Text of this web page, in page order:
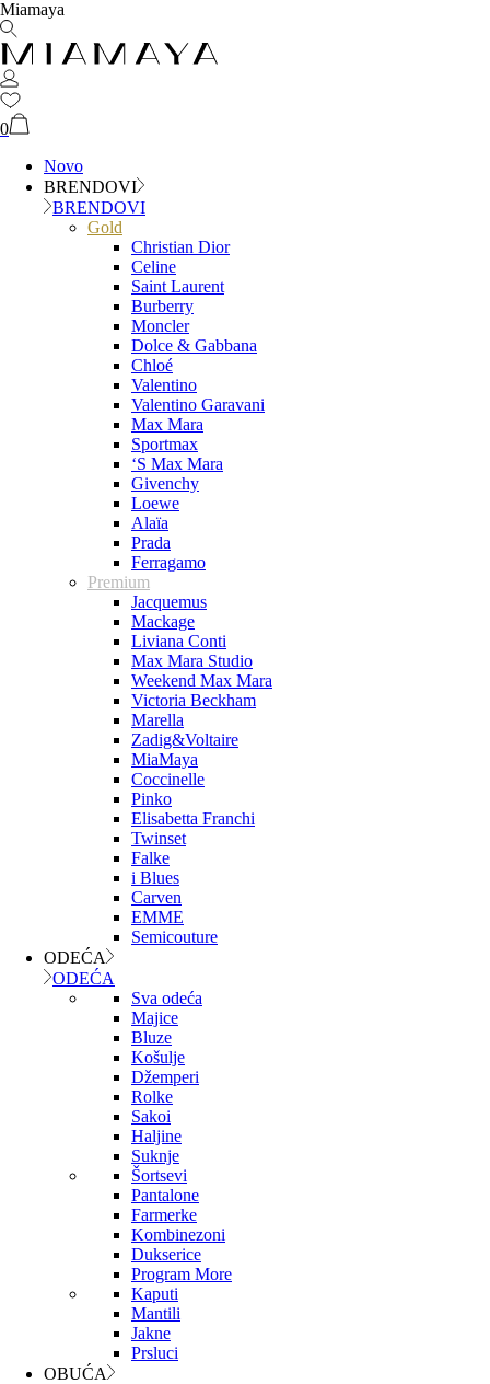
Miamaya
0
Novo
BRENDOVI
BRENDOVI
Gold
Christian Dior
Celine
Saint Laurent
Burberry
Moncler
Dolce & Gabbana
Chloé
Valentino
Valentino Garavani
Max Mara
Sportmax
‘S Max Mara
Givenchy
Loewe
Alaïa
Prada
Ferragamo
Premium
Jacquemus
Mackage
Liviana Conti
Max Mara Studio
Weekend Max Mara
Victoria Beckham
Marella
Zadig&Voltaire
MiaMaya
Coccinelle
Pinko
Elisabetta Franchi
Twinset
Falke
i Blues
Carven
EMME
Semicouture
ODEĆA
ODEĆA
Sva odeća
Majice
Bluze
Košulje
Džemperi
Rolke
Sakoi
Haljine
Suknje
Šortsevi
Pantalone
Farmerke
Kombinezoni
Dukserice
Program More
Kaputi
Mantili
Jakne
Prsluci
OBUĆA